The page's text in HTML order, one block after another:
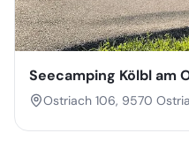
Seecamping Kölbl am
Ostriach 106, 9570